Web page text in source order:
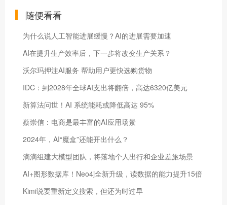
随便看看
为什么说人工智能进展缓慢？AI的进展需要加速
AI在提升生产效率后，下一步将改变生产关系？
沃尔玛押注AI服务 帮助用户更快选购货物
IDC：到2028年全球AI支出将翻倍，高达6320亿美元
新算法问世！AI 系统能耗或降低高达 95%
蔡崇信：电商是最丰富的AI应用场景
2024年，AI“魔盒”还能开出什么？
滴滴组建大模型团队，将落地个人出行和企业差旅场景
AI+图形数据库！Neo4j全新升级，读数据的能力提升15倍
Kimi说要重新定义搜索，但还为时过早